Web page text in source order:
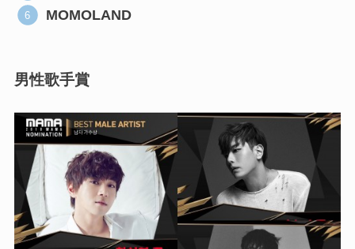
MOMOLAND
男性歌手賞